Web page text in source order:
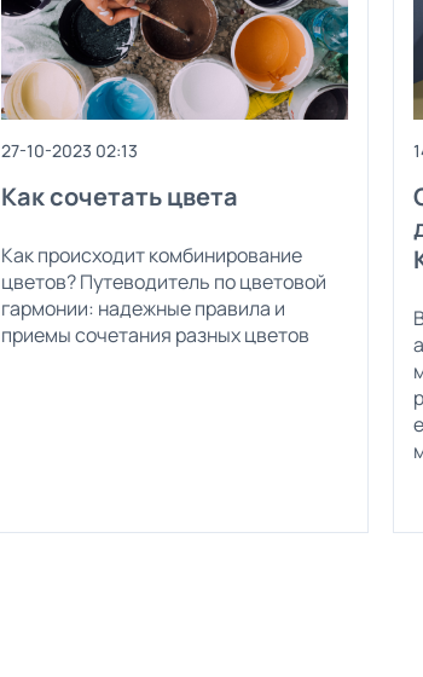
27-10-2023 02:13
Как сочетать цвета
Как происходит комбинирование
цветов? Путеводитель по цветовой
гармонии: надежные правила и
приемы сочетания разных цветов